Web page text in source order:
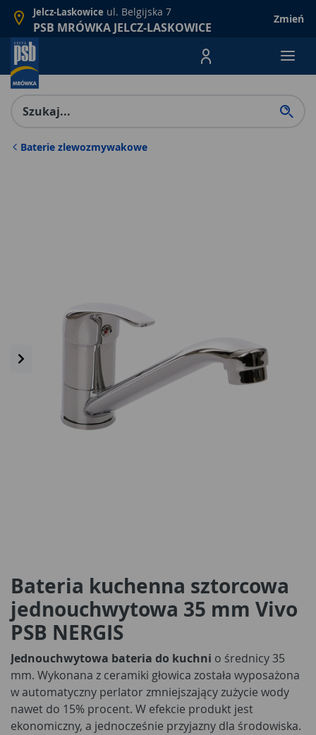
Jelcz-Laskowice ul. Belgijska 7
PSB MRÓWKA JELCZ-LASKOWICE
Zmień
Menu Produktów,
Baterie zlewozmywakowe
Bateria kuchenna sztorcowa
jednouchwytowa 35 mm Vivo
PSB NERGIS
Jednouchwytowa bateria do kuchni o średnicy 35
mm. Wykonana z ceramiki głowica została wyposażona
w automatyczny perlator zmniejszający zużycie wody
nawet do 15% procent. W efekcie produkt jest
ekonomiczny, a jednocześnie przyjazny dla środowiska.